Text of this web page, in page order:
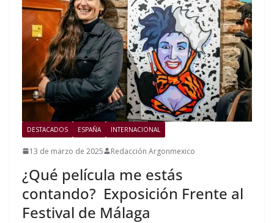
DESTACADOS ESPAÑA INTERNACIONAL
13 de marzo de 2025 Redacción Argonmexico
¿Qué película me estás
contando? Exposición Frente al
Festival de Málaga